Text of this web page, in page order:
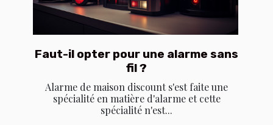
Faut-il opter pour une alarme sans
fil ?
Alarme de maison discount s'est faite une
spécialité en matière d'alarme et cette
spécialité n'est...